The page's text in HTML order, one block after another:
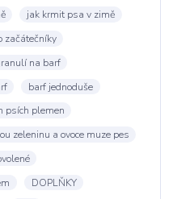
jak krmit psa v zimě
začátečníky
na barf
barf jednoduše
psích plemen
zeleninu a ovoce muze pes
DOPLŇKY